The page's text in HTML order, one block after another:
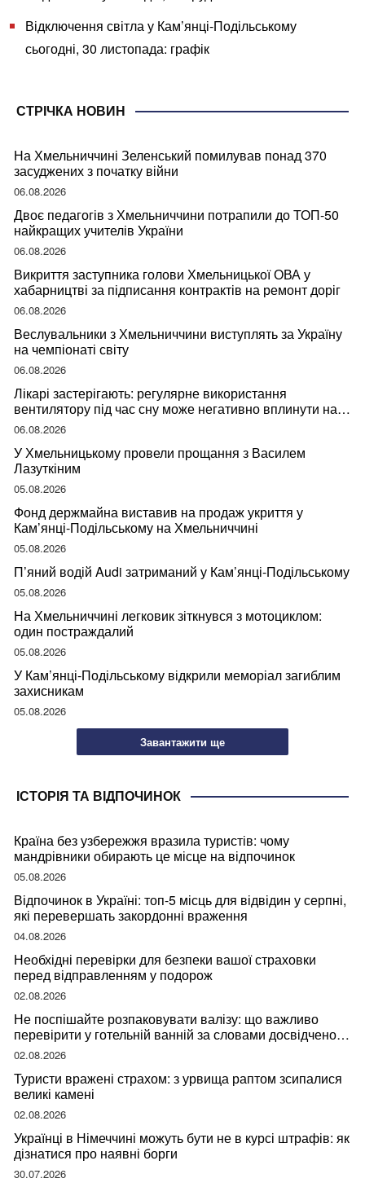
Відключення світла у Кам’янці-Подільському
сьогодні, 30 листопада: графік
СТРІЧКА НОВИН
На Хмельниччині Зеленський помилував понад 370
засуджених з початку війни
06.08.2026
Двоє педагогів з Хмельниччини потрапили до ТОП-50
найкращих учителів України
06.08.2026
Викриття заступника голови Хмельницької ОВА у
хабарництві за підписання контрактів на ремонт доріг
06.08.2026
Веслувальники з Хмельниччини виступлять за Україну
на чемпіонаті світу
06.08.2026
Лікарі застерігають: регулярне використання
вентилятору під час сну може негативно вплинути на
ваше здоров’я
06.08.2026
У Хмельницькому провели прощання з Василем
Лазуткіним
05.08.2026
Фонд держмайна виставив на продаж укриття у
Кам’янці-Подільському на Хмельниччині
05.08.2026
П’яний водій Audi затриманий у Кам’янці-Подільському
05.08.2026
На Хмельниччині легковик зіткнувся з мотоциклом:
один постраждалий
05.08.2026
У Кам’янці-Подільському відкрили меморіал загиблим
захисникам
05.08.2026
Завантажити ще
ІСТОРІЯ ТА ВІДПОЧИНОК
Країна без узбережжя вразила туристів: чому
мандрівники обирають це місце на відпочинок
05.08.2026
Відпочинок в Україні: топ-5 місць для відвідин у серпні,
які перевершать закордонні враження
04.08.2026
Необхідні перевірки для безпеки вашої страховки
перед відправленням у подорож
02.08.2026
Не поспішайте розпаковувати валізу: що важливо
перевірити у готельній ванній за словами досвідченої
мандрівниці
02.08.2026
Туристи вражені страхом: з урвища раптом зсипалися
великі камені
02.08.2026
Українці в Німеччині можуть бути не в курсі штрафів: як
дізнатися про наявні борги
30.07.2026